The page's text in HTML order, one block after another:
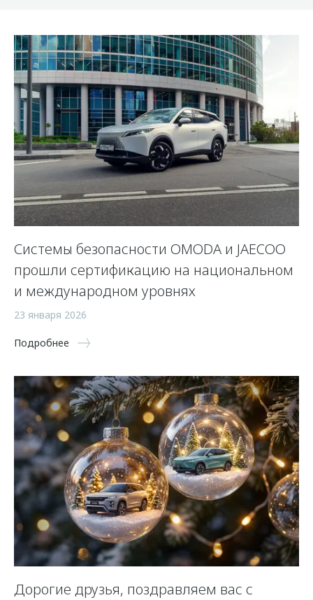
Системы безопасности OMODA и JAECOO
прошли сертификацию на национальном
и международном уровнях
23 января 2026
Подробнее
Дорогие друзья, поздравляем вас с